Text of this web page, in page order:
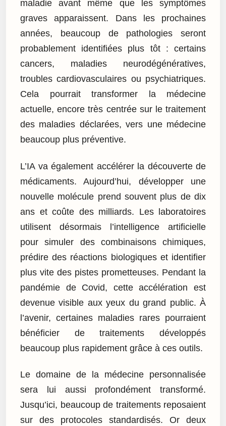
maladie avant même que les symptômes
graves apparaissent. Dans les prochaines
années, beaucoup de pathologies seront
probablement identifiées plus tôt : certains
cancers, maladies neurodégénératives,
troubles cardiovasculaires ou psychiatriques.
Cela pourrait transformer la médecine
actuelle, encore très centrée sur le traitement
des maladies déclarées, vers une médecine
beaucoup plus préventive.
L’IA va également accélérer la découverte de
médicaments. Aujourd’hui, développer une
nouvelle molécule prend souvent plus de dix
ans et coûte des milliards. Les laboratoires
utilisent désormais l’intelligence artificielle
pour simuler des combinaisons chimiques,
prédire des réactions biologiques et identifier
plus vite des pistes prometteuses. Pendant la
pandémie de Covid, cette accélération est
devenue visible aux yeux du grand public. À
l’avenir, certaines maladies rares pourraient
bénéficier de traitements développés
beaucoup plus rapidement grâce à ces outils.
Le domaine de la médecine personnalisée
sera lui aussi profondément transformé.
Jusqu’ici, beaucoup de traitements reposaient
sur des protocoles standardisés. Or deux